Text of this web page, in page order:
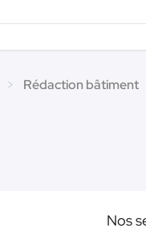
Rédaction bâtiment
Nos